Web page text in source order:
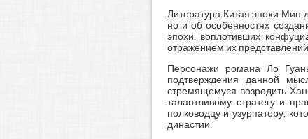
Литература Китая эпохи Мин
но и об особенностях
эпохи, воплотивших
отражением их представлений
Персонажи романа Ло
подтверждения данной
стремящемуся возродить
талантливому стратегу и
полководцу и узурпатору,
династии.